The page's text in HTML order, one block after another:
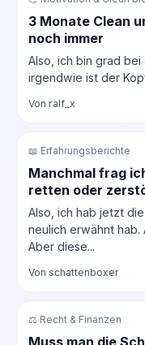
3 Monate Clean
noch immer
Also, ich bin grad
irgendwie ist der
Von ralf_x
📖 Erfahrungsberichte
Manchmal frag
retten oder
Also, ich hab jetzt
neulich erwähnt hab.
Aber diese...
Von schattenboxer
⚖️ Recht & Finanzen
Muss man die